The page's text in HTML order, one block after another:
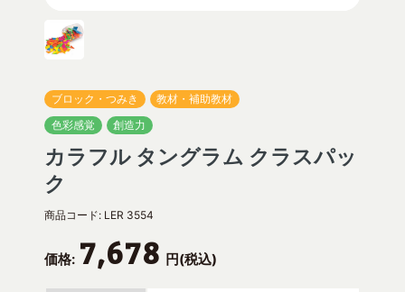
ブロック・つみき
教材・補助教材
色彩感覚
創造力
カラフル タングラム クラスパッ
ク
商品コード: LER 3554
価格: 7,678 円(税込)